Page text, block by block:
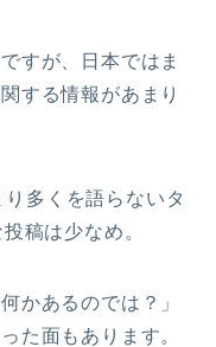
すが、日本ではま
する情報があまり
多くを語らないタ
稿は少なめ。
かあるのでは？」
た面もあります。